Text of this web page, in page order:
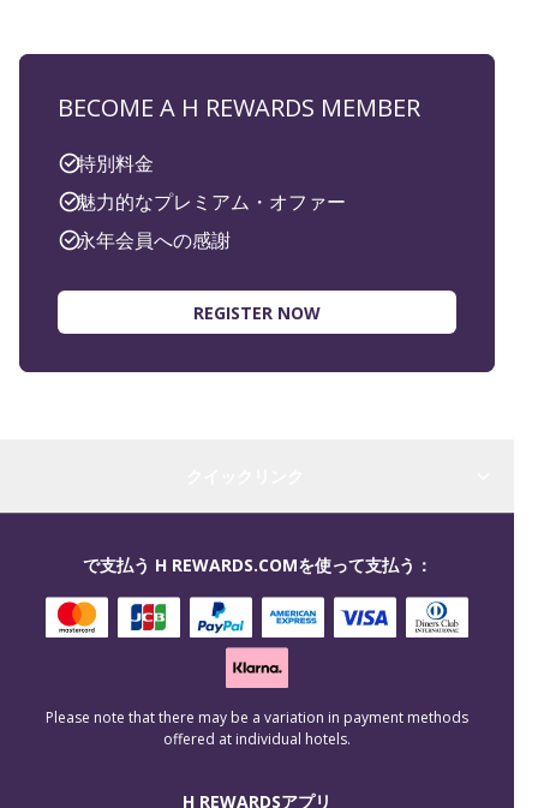
BECOME A H REWARDS MEMBER
特別料金
魅力的なプレミアム・オファー
永年会員への感謝
REGISTER NOW
H REWARDSアプリ
で支払う H REWARDS.COMを使って支払う：
Please note that there may be a variation in payment methods
offered at individual hotels.